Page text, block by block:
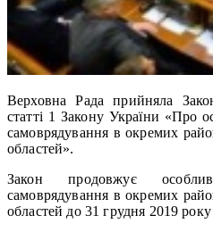
Верховна Рада прийняла
статті 1 Закону України «Про
самоврядування в окремих
областей».
Закон продовжує
самоврядування в окремих
областей до 31 грудня 2019 року